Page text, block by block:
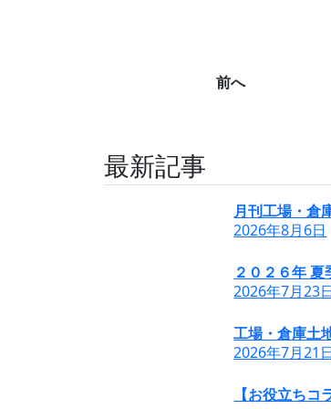
前へ
最新記事
月刊工場・倉
2026年8月6日
２０２６年 夏
2026年7月23
工場・倉庫土
2026年7月21
【お役立ち